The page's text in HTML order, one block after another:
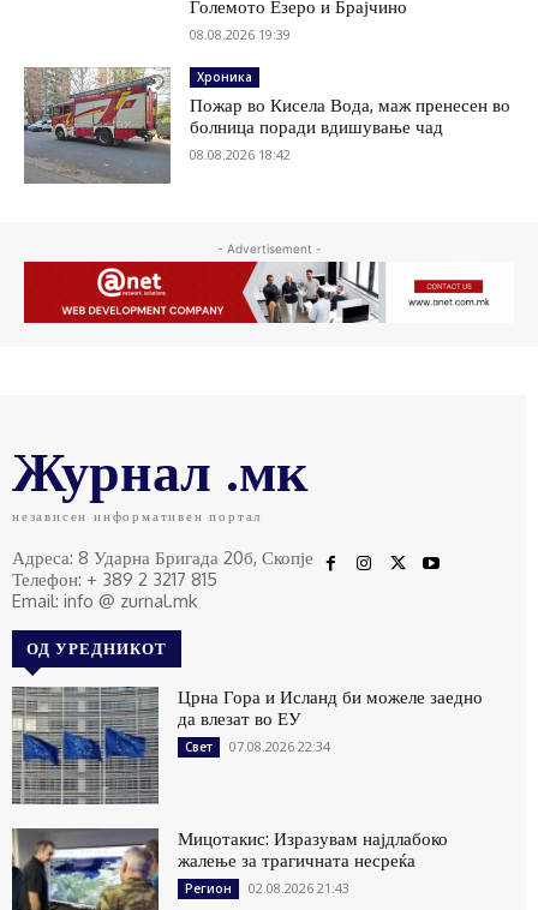
Големото Езеро и Брајчино
08.08.2026 19:39
Хроника
Пожар во Кисела Вода, маж пренесен во
болница поради вдишување чад
08.08.2026 18:42
- Advertisement -
Журнал .мк
независен информативен портал
Адреса: 8 Ударна Бригада 20б, Скопје
Телефон: + 389 2 3217 815
Email: info @ zurnal.mk
ОД УРЕДНИКОТ
Црна Гора и Исланд би можеле заедно
да влезат во ЕУ
Свет 07.08.2026 22:34
Мицотакис: Изразувам најдлабоко
жалење за трагичната несреќа
Регион 02.08.2026 21:43